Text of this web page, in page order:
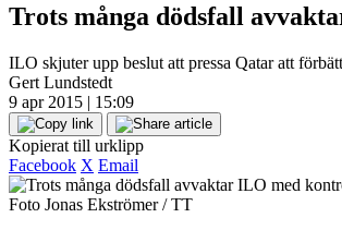
Trots många dödsfall
ILO skjuter upp beslut att pressa Qatar att
Gert Lundstedt
9 apr 2015 | 15:09
Kopierat till urklipp
Facebook X Email
Foto Jonas Ekströmer / TT